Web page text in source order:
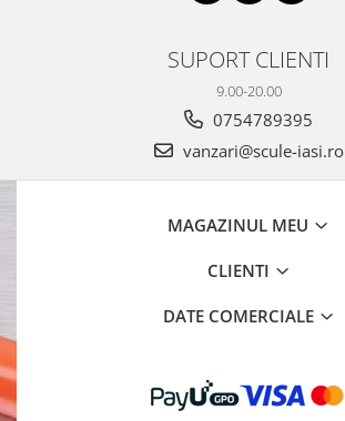
SUPORT CLIENTI
9.00-20.00
0754789395
vanzari@scule-iasi.ro
MAGAZINUL MEU
CLIENTI
DATE COMERCIALE